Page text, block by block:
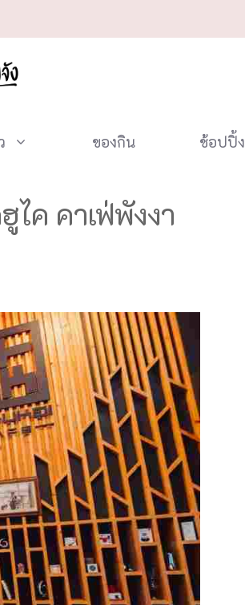
ของกิน ช้อปปิ้ง
ไค คาเฟ่พังงา